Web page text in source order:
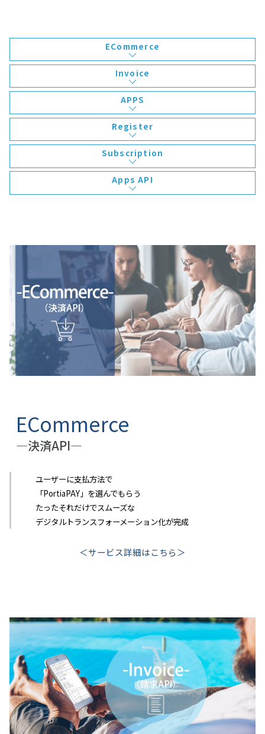
ECommerce
Invoice
APPS
Register
Subscription
Apps API
ECommerce
―決済API―
ユーザーに支払方法で
「PortiaPAY」を選んでもらう
たったそれだけでスムーズな
デジタルトランスフォーメーション化が完成
＜サービス詳細はこちら＞